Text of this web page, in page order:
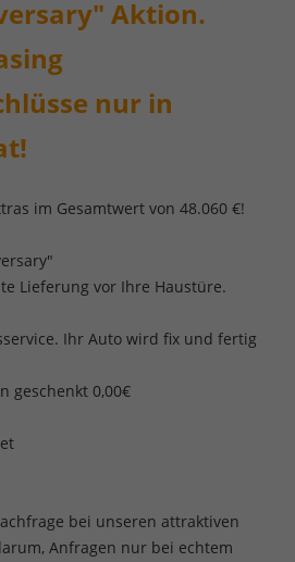
Aktion.
nur in
im Gesamtwert von 48.060 €!
Lieferung vor Ihre Haustüre.
Ihr Auto wird fix und fertig
geschenkt 0,00€
bei unseren attraktiven
Anfragen nur bei echtem